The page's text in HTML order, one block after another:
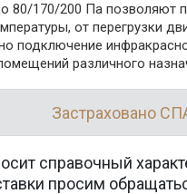
80/170/200 Па
от перегрузки
подключение
различного
Застраховано
справочный
просим